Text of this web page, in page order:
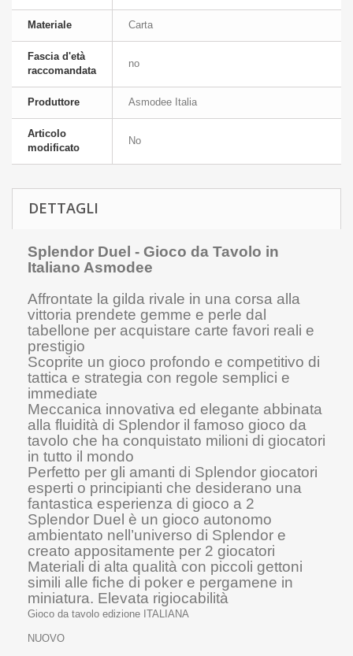
Materiale Carta
Fascia d'età
raccomandata
no
Produttore Asmodee Italia
Articolo
modificato
No
DETTAGLI
Splendor Duel - Gioco da Tavolo in
Italiano Asmodee
Affrontate la gilda rivale in una corsa alla
vittoria prendete gemme e perle dal
tabellone per acquistare carte favori reali e
prestigio
Scoprite un gioco profondo e competitivo di
tattica e strategia con regole semplici e
immediate
Meccanica innovativa ed elegante abbinata
alla fluidità di Splendor il famoso gioco da
tavolo che ha conquistato milioni di giocatori
in tutto il mondo
Perfetto per gli amanti di Splendor giocatori
esperti o principianti che desiderano una
fantastica esperienza di gioco a 2
Splendor Duel è un gioco autonomo
ambientato nell’universo di Splendor e
creato appositamente per 2 giocatori
Materiali di alta qualità con piccoli gettoni
simili alle fiche di poker e pergamene in
miniatura. Elevata rigiocabilità
Gioco da tavolo edizione ITALIANA
NUOVO